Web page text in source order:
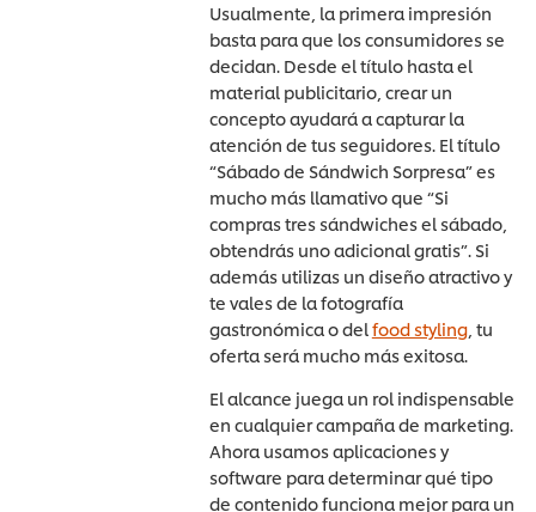
Usualmente, la primera impresión
basta para que los consumidores se
decidan. Desde el título hasta el
material publicitario, crear un
concepto ayudará a capturar la
atención de tus seguidores. El título
“Sábado de Sándwich Sorpresa” es
mucho más llamativo que “Si
compras tres sándwiches el sábado,
obtendrás uno adicional gratis”. Si
además utilizas un diseño atractivo y
te vales de la fotografía
gastronómica o delfood styling, tu
oferta será mucho más exitosa.
El alcance juega un rol indispensable
en cualquier campaña de marketing.
Ahora usamos aplicaciones y
software para determinar qué tipo
de contenido funciona mejor para un